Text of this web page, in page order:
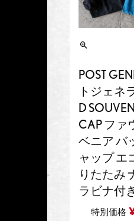
POST
トジェネ
D
CAP ファ
ベニア バ
ャップ エ
りたたみ
ラビナ付
特別価格